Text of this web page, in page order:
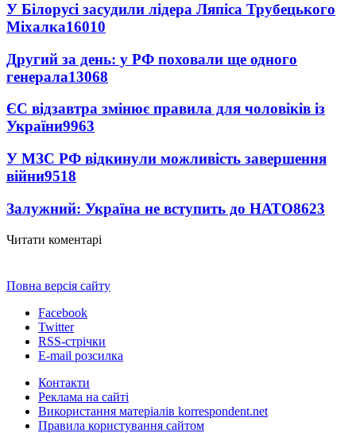
У Білорусі засудили лідера Ляпіса Трубецького
Міхалка16010
Другий за день: у РФ поховали ще одного
генерала13068
ЄС відзавтра змінює правила для чоловіків із
України9963
У МЗС РФ відкинули можливість завершення
війни9518
Залужний: Україна не вступить до НАТО8623
Читати коментарі
Повна версія сайту
Facebook
Twitter
RSS-стрічки
E-mail розсилка
Контакти
Реклама на сайті
Використання матеріалів korrespondent.net
Правила користування сайтом